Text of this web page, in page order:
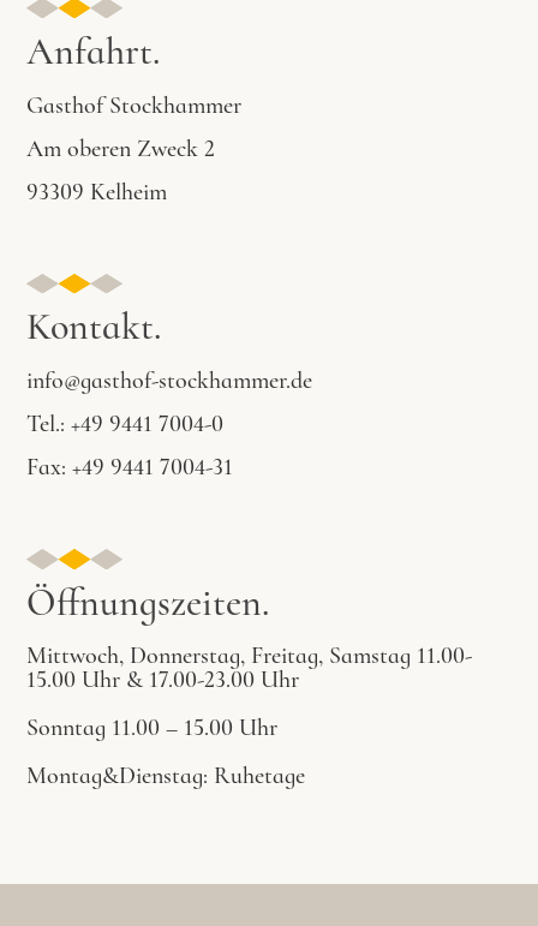
Anfahrt.
Gasthof Stockhammer
Am oberen Zweck 2
93309 Kelheim
Kontakt.
info@gasthof-stockhammer.de
Tel.: +49 9441 7004-0
Fax: +49 9441 7004-31
Öffnungszeiten.
Mittwoch, Donnerstag, Freitag, Samstag 11.00-
15.00 Uhr & 17.00-23.00 Uhr
Sonntag 11.00 – 15.00 Uhr
Montag&Dienstag: Ruhetage